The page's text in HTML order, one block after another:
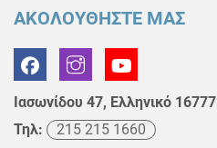
ΑΚΟΛΟΥΘΗΣΤΕ ΜΑΣ
Ιασωνίδου 47, Ελληνικό 16777
Τηλ:
215 215 1660